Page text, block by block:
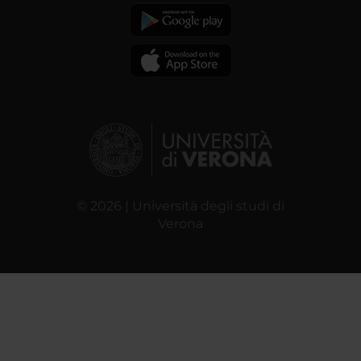
© 2026 | Università degli studi di
Verona